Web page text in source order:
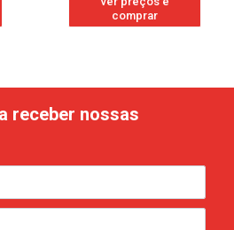
comprar
receber nossas